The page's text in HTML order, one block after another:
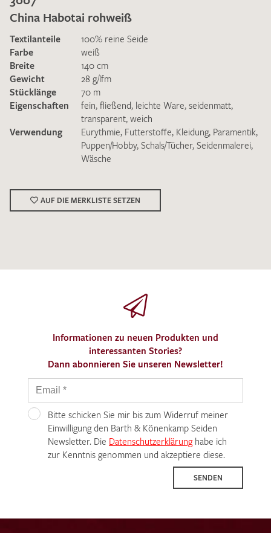
Ich bin damit einverstanden, dass meine angegebenen Daten
zur Beantwortung meiner Musteranfrage genutzt werden.
DieDatenschutzbestimmungenhabe ich zur Kenntnis
genommen und akzeptiere diese.
China Habotai rohweiß
Textilanteile
100% reine Seide
Farbe
weiß
Breite
140 cm
Gewicht
28 g/lfm
Stücklänge
70 m
Eigenschaften
fein, fließend, leichte Ware, seidenmatt,
transparent, weich
Verwendung
Eurythmie, Futterstoffe, Kleidung, Paramentik,
Puppen/Hobby, Schals/Tücher, Seidenmalerei,
Wäsche
AUF DIE MERKLISTE SETZEN
Informationen zu neuen Produkten und
interessanten Stories?
Dann abonnieren Sie unseren Newsletter!
Bitte schicken Sie mir bis zum Widerruf meiner
Einwilligung den Barth & Könenkamp Seiden
Newsletter. Die Datenschutzerklärunghabe ich
zur Kenntnis genommen und akzeptiere diese.
SENDEN